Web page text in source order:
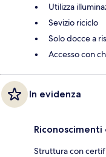
Utilizza
Sevizio riciclo
Solo docce a
Accesso con
In evidenza
Struttura con